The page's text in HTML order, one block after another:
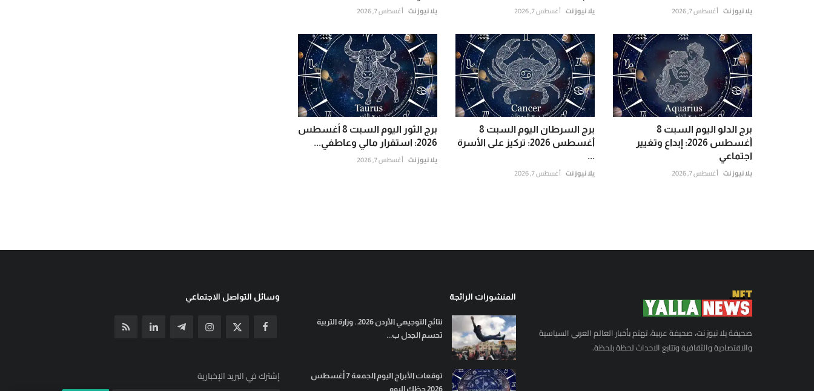
يلا نيوز نت أغسطس 7, 2026 يلا نيوز نت أغسطس 7, 2026 يلا نيوز نت أغسطس 7, 2026
برج الدلو اليوم السبت 8
أغسطس 2026: إبداع وتغيير
اجتماعي
يلا نيوز نت أغسطس 7, 2026
برج السرطان اليوم السبت 8
أغسطس 2026: تركيز على الأسرة
...
يلا نيوز نت أغسطس 7, 2026
برج الثور اليوم السبت 8 أغسطس
2026: استقرار مالي وعاطفي...
يلا نيوز نت أغسطس 7, 2026
صحيفة يلا نيوز نت، صحيفة عربية، تهتم بأخبار العالم العربي السياسية
والاقتصادية والثقافية وتتابع الاحداث لحظة بلحظة.
المنشورات الرائجة
نتائج التوجيهي الأردن 2026.. وزارة التربية
تحسم الجدل ب...
توقعات الأبراج اليوم الجمعة 7 أغسطس
2026 حظك اليوم
وسائل التواصل الاجتماعي
إشترك في البريد الإخبارية